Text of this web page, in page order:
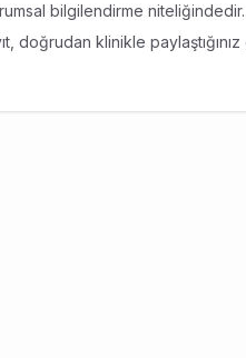
bilgilendirme
doğrudan klinikle